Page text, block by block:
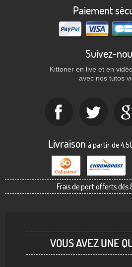
Paiement
Suivez-
Kittoner en live et en
avec nos tutos
Livraison à partir de
Frais de port offerts dès
VOUS AVEZ UNE